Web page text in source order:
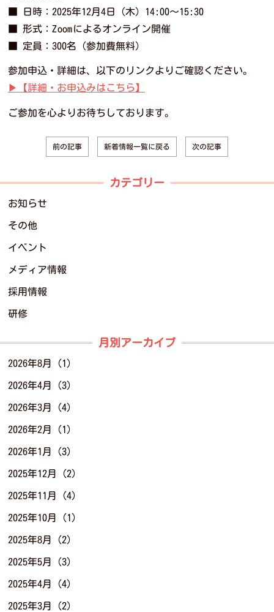
■ 日時：2025年12月4日（木）14:00～15:30
■ 形式：Zoomによるオンライン開催
■ 定員：300名（参加費無料）
参加申込・詳細は、以下のリンクよりご確認ください。
▶︎【詳細・お申込みはこちら】
ご参加を心よりお待ちしております。
前の記事 新着情報一覧に戻る 次の記事
カテゴリー
お知らせ
その他
イベント
メディア情報
採用情報
研修
月別アーカイブ
2026年8月 (1)
2026年4月 (3)
2026年3月 (4)
2026年2月 (1)
2026年1月 (3)
2025年12月 (2)
2025年11月 (4)
2025年10月 (1)
2025年8月 (2)
2025年5月 (3)
2025年4月 (4)
2025年3月 (2)